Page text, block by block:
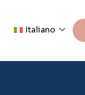
Italiano